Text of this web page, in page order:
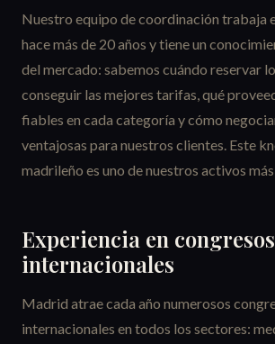
Nuestro equipo de coordinación trabaja
hace más de 20 años y tiene un
del mercado: sabemos cuándo reservar
conseguir las mejores tarifas, qué
fiables en cada categoría y cómo
ventajosas para nuestros clientes. Este
madrileño es uno de nuestros activos
Experiencia en congresos
internacionales
Madrid atrae cada año numerosos
internacionales en todos los sectores: